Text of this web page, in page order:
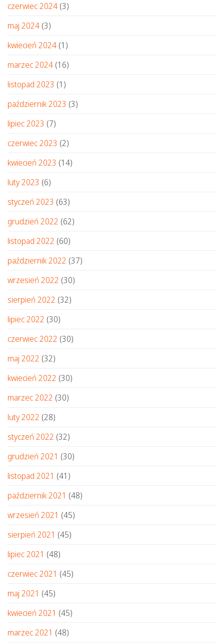
czerwiec 2024 (3)
maj 2024 (3)
kwiecień 2024 (1)
marzec 2024 (16)
listopad 2023 (1)
październik 2023 (3)
lipiec 2023 (7)
czerwiec 2023 (2)
kwiecień 2023 (14)
luty 2023 (6)
styczeń 2023 (63)
grudzień 2022 (62)
listopad 2022 (60)
październik 2022 (37)
wrzesień 2022 (30)
sierpień 2022 (32)
lipiec 2022 (30)
czerwiec 2022 (30)
maj 2022 (32)
kwiecień 2022 (30)
marzec 2022 (30)
luty 2022 (28)
styczeń 2022 (32)
grudzień 2021 (30)
listopad 2021 (41)
październik 2021 (48)
wrzesień 2021 (45)
sierpień 2021 (45)
lipiec 2021 (48)
czerwiec 2021 (45)
maj 2021 (45)
kwiecień 2021 (45)
marzec 2021 (48)